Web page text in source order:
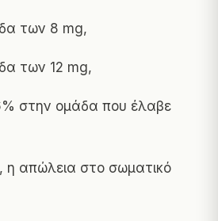
των 8 mg,
των 12 mg,
στην ομάδα που έλαβε
η απώλεια στο σωματικό